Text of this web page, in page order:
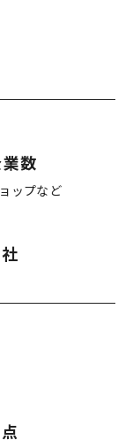
数
ップなど
社
点